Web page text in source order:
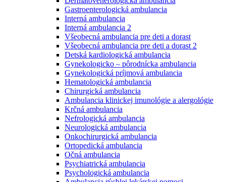
Gastroenterologická ambulancia
Interná ambulancia
Interná ambulancia 2
Všeobecná ambulancia pre deti a dorast
Všeobecná ambulancia pre deti a dorast 2
Detská kardiologická ambulancia
Gynekologicko – pôrodnícka ambulancia
Gynekologická príjmová ambulancia
Hematologická ambulancia
Chirurgická ambulancia
Ambulancia klinickej imunológie a alergológie
Krčná ambulancia
Nefrologická ambulancia
Neurologická ambulancia
Onkochirurgická ambulancia
Ortopedická ambulancia
Očná ambulancia
Psychiatrická ambulancia
Psychologická ambulancia